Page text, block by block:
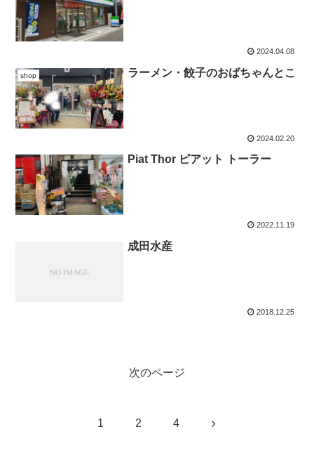
2024.04.08
shop ラーメン・餃子のおばちゃんとこ
2024.02.20
Piat Thor ピアット トーラー
2022.11.19
成田水産
2018.12.25
次のページ
1 2 4 次